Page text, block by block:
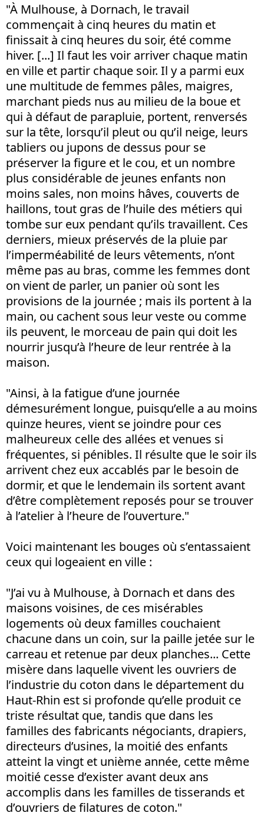
"À Mulhouse, à Dornach, le travail
commençait à cinq heures du matin et
finissait à cinq heures du soir, été comme
hiver. [...] Il faut les voir arriver chaque matin
en ville et partir chaque soir. Il y a parmi eux
une multitude de femmes pâles, maigres,
marchant pieds nus au milieu de la boue et
qui à défaut de parapluie, portent, renversés
sur la tête, lorsqu’il pleut ou qu’il neige, leurs
tabliers ou jupons de dessus pour se
préserver la figure et le cou, et un nombre
plus considérable de jeunes enfants non
moins sales, non moins hâves, couverts de
haillons, tout gras de l’huile des métiers qui
tombe sur eux pendant qu’ils travaillent. Ces
derniers, mieux préservés de la pluie par
l’imperméabilité de leurs vêtements, n’ont
même pas au bras, comme les femmes dont
on vient de parler, un panier où sont les
provisions de la journée ; mais ils portent à la
main, ou cachent sous leur veste ou comme
ils peuvent, le morceau de pain qui doit les
nourrir jusqu’à l’heure de leur rentrée à la
maison.
"Ainsi, à la fatigue d’une journée
démesurément longue, puisqu’elle a au moins
quinze heures, vient se joindre pour ces
malheureux celle des allées et venues si
fréquentes, si pénibles. Il résulte que le soir ils
arrivent chez eux accablés par le besoin de
dormir, et que le lendemain ils sortent avant
d’être complètement reposés pour se trouver
à l’atelier à l’heure de l’ouverture."
Voici maintenant les bouges où s’entassaient
ceux qui logeaient en ville :
"J’ai vu à Mulhouse, à Dornach et dans des
maisons voisines, de ces misérables
logements où deux familles couchaient
chacune dans un coin, sur la paille jetée sur le
carreau et retenue par deux planches... Cette
misère dans laquelle vivent les ouvriers de
l’industrie du coton dans le département du
Haut-Rhin est si profonde qu’elle produit ce
triste résultat que, tandis que dans les
familles des fabricants négociants, drapiers,
directeurs d’usines, la moitié des enfants
atteint la vingt et unième année, cette même
moitié cesse d’exister avant deux ans
accomplis dans les familles de tisserands et
d’ouvriers de filatures de coton."